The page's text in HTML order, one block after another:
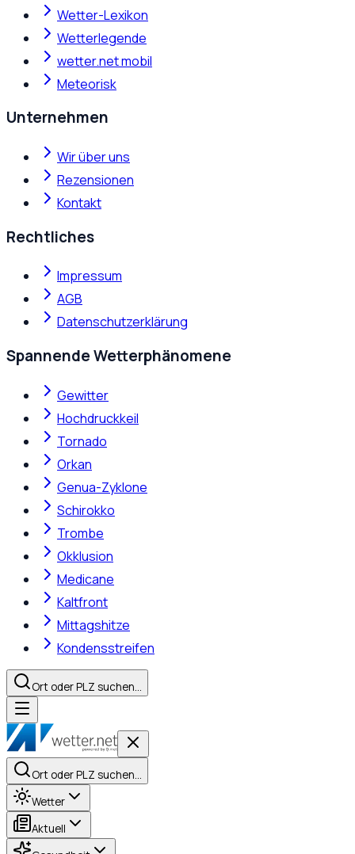
Wetter-Lexikon
Wetterlegende
wetter.net mobil
Meteorisk
Unternehmen
Wir über uns
Rezensionen
Kontakt
Rechtliches
Impressum
AGB
Datenschutzerklärung
Spannende Wetterphänomene
Gewitter
Hochdruckkeil
Tornado
Orkan
Genua-Zyklone
Schirokko
Trombe
Okklusion
Medicane
Kaltfront
Mittagshitze
Kondensstreifen
Ort oder PLZ suchen…
Ort oder PLZ suchen…
Wetter
Aktuell